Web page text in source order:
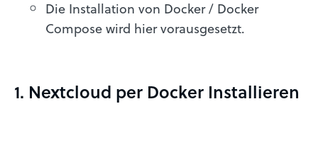
Die Installation von Docker / Docker
Compose wird hier vorausgesetzt.
1. Nextcloud per Docker Installieren